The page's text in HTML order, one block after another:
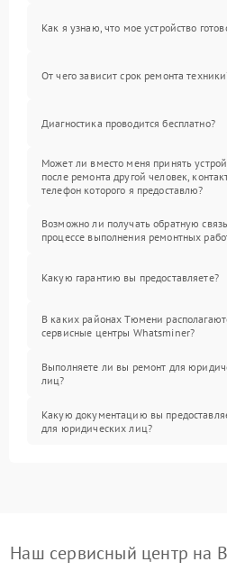
Как я узнаю, что мое устройство
От чего зависит срок ремонта
Диагностика проводится бесплатно?
Может ли вместо меня принять
после ремонта другой человек,
телефон которого я предоставлю?
Возможно ли получать обратную
процессе выполнения ремонтных
Какую гарантию вы предоставляете?
В каких районах Тюмени
сервисные центры Whatsminer?
Выполняете ли вы ремонт для
лиц?
Какую документацию вы
для юридических лиц?
Наш сервисный центр на